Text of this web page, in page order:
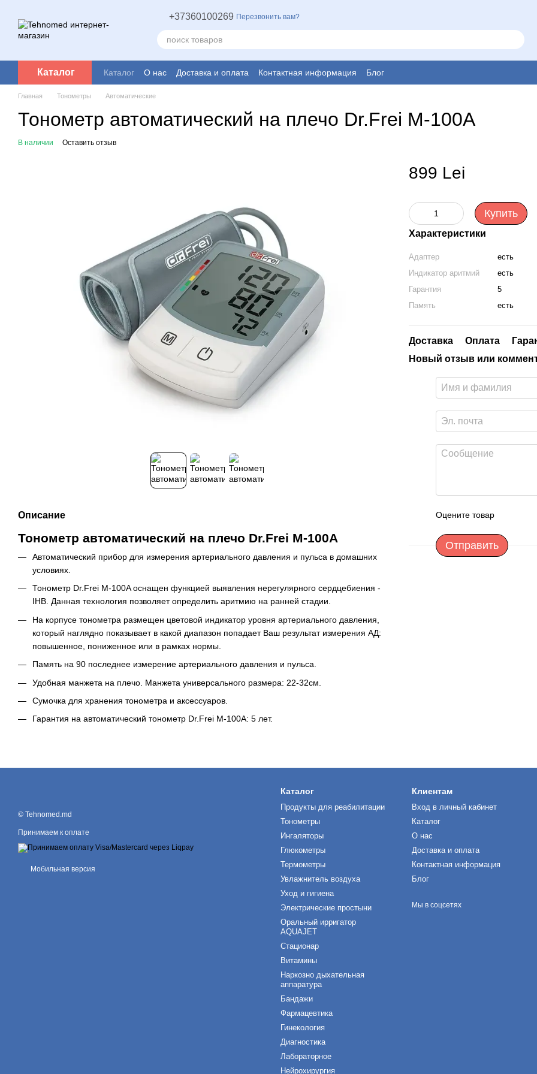
+37360100269 Перезвонить вам?
Каталог Каталог О нас Доставка и оплата Контактная информация Блог
Главная Тонометры Автоматические
Тонометр автоматический на плечо Dr.Frei M-100A
В наличии Оставить отзыв
Описание
Тонометр автоматический на плечо Dr.Frei M-100A
Автоматический прибор для измерения артериального давления и пульса в домашних
условиях
Тонометр Dr.Frei M-100A оснащен функцией выявления нерегулярного сердцебиения -
IHB. Данная технология позволяет определить аритмию на ранней стадии.
На корпусе тонометра размещен цветовой индикатор уровня артериального давления,
который наглядно показывает в какой диапазон попадает Ваш результат измерения АД:
повышенное, пониженное или в рамках нормы.
Память на 90 последнее измерение артериального давления и пульса.
Удобная манжета на плечо. Манжета универсального размера: 22-32см.
Сумочка для хранения тонометра и аксессуаров.
Гарантия на автоматический тонометр Dr.Frei M-100A: 5 лет.
899 Lei
Купить
Характеристики
Адаптер
есть
Индикатор аритмий
есть
Гарантия
5
Память
есть
Доставка Оплата
Новый отзыв или
Оцените товар
Отправить
© Tehnomed.md
Принимаем к оплате
Мобильная версия
Каталог
Продукты для реабилитации
Тонометры
Ингаляторы
Глюкометры
Термометры
Увлажнитель воздуха
Уход и гигиена
Электрические простыни
Оральный ирригатор
AQUAJET
Стационар
Витамины
Наркозно дыхательная
аппаратура
Бандажи
Фармацевтика
Гинекология
Диагностика
Лабораторное
Нейрохирургия
Клиентам
Вход в личный кабинет
Каталог
О нас
Доставка и оплата
Контактная информация
Блог
Мы в соцсетях